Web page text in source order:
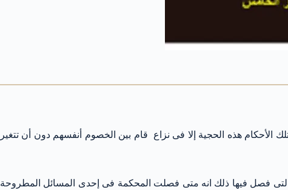
هذه الحجية إلا فى نزاع قام بين الخصوم أنفسهم دون أن تتغير
التى فصل فيها ذلك انه متى فصلت المحكمة فى إحدى المسائل المطروحة